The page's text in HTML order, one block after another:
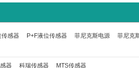
传感器 P+F液位传感器 菲尼克斯电源 菲尼克
器 科瑞传感器 MTS传感器